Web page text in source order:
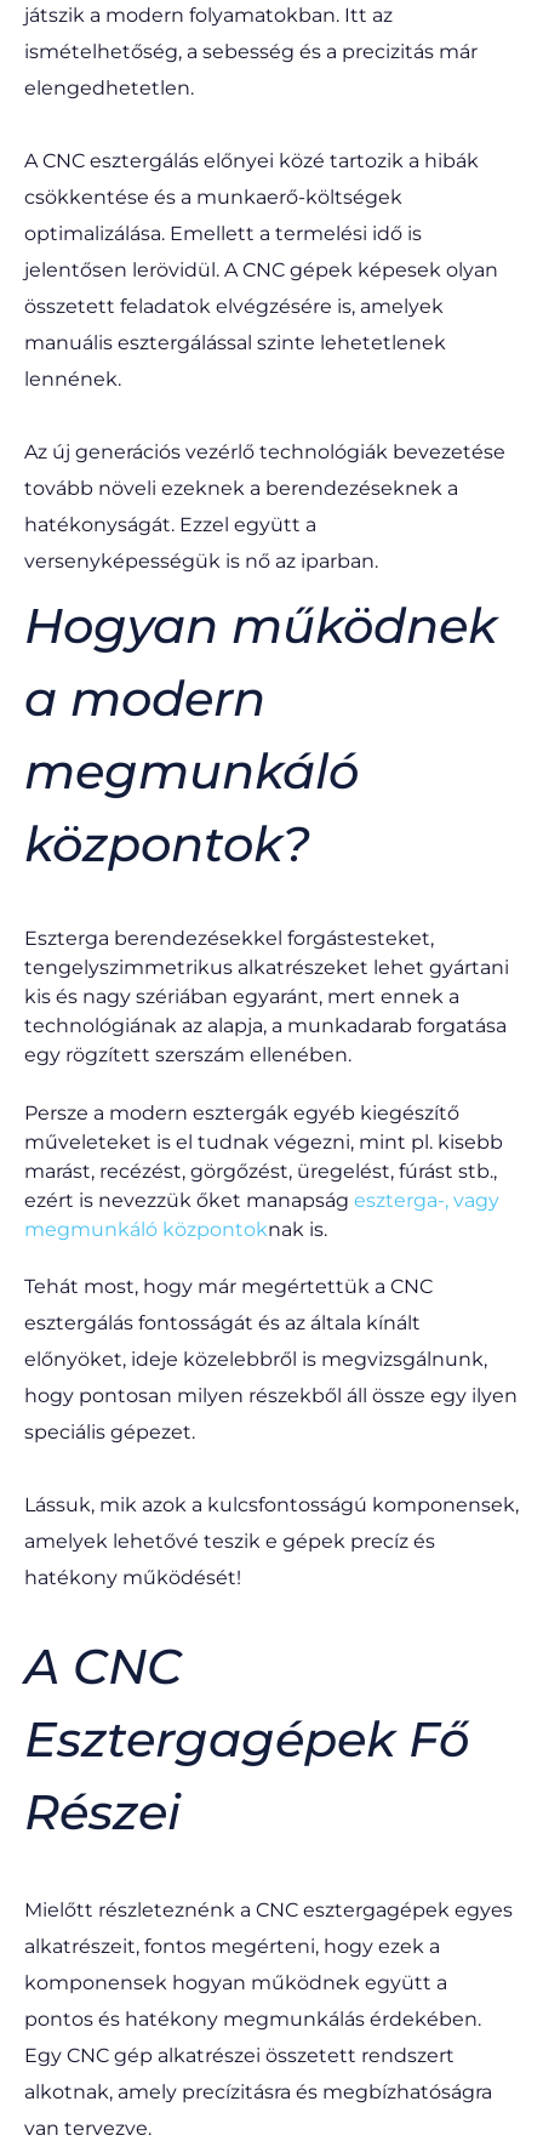
játszik a modern folyamatokban. Itt az
ismételhetőség, a sebesség és a precizitás már
elengedhetetlen.
A CNC esztergálás előnyei közé tartozik a hibák
csökkentése és a munkaerő-költségek
optimalizálása. Emellett a termelési idő is
jelentősen lerövidül. A CNC gépek képesek olyan
összetett feladatok elvégzésére is, amelyek
manuális esztergálással szinte lehetetlenek
lennének.
Az új generációs vezérlő technológiák bevezetése
tovább növeli ezeknek a berendezéseknek a
hatékonyságát. Ezzel együtt a
versenyképességük is nő az iparban.
Hogyan működnek
a modern
megmunkáló
központok?
Eszterga berendezésekkel forgástesteket,
tengelyszimmetrikus alkatrészeket lehet gyártani
kis és nagy szériában egyaránt, mert ennek a
technológiának az alapja, a munkadarab forgatása
egy rögzített szerszám ellenében.
Persze a modern esztergák egyéb kiegészítő
műveleteket is el tudnak végezni, mint pl. kisebb
marást, recézést, görgőzést, üregelést, fúrást stb.,
ezért is nevezzük őket manapság eszterga-, vagy
megmunkáló központoknak is.
Tehát most, hogy már megértettük a CNC
esztergálás fontosságát és az általa kínált
előnyöket, ideje közelebbről is megvizsgálnunk,
hogy pontosan milyen részekből áll össze egy ilyen
speciális gépezet.
Lássuk, mik azok a kulcsfontosságú komponensek,
amelyek lehetővé teszik e gépek precíz és
hatékony működését!
A CNC
Esztergagépek Fő
Részei
Mielőtt részleteznénk a CNC esztergagépek egyes
alkatrészeit, fontos megérteni, hogy ezek a
komponensek hogyan működnek együtt a
pontos és hatékony megmunkálás érdekében.
Egy CNC gép alkatrészei összetett rendszert
alkotnak, amely precízitásra és megbízhatóságra
van tervezve.